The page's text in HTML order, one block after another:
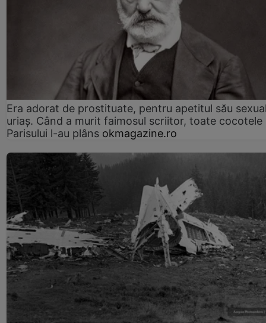
Era adorat de prostituate, pentru apetitul său
uriaș. Când a murit faimosul scriitor, toate cocotele
Parisului l-au plâns okmagazine.ro